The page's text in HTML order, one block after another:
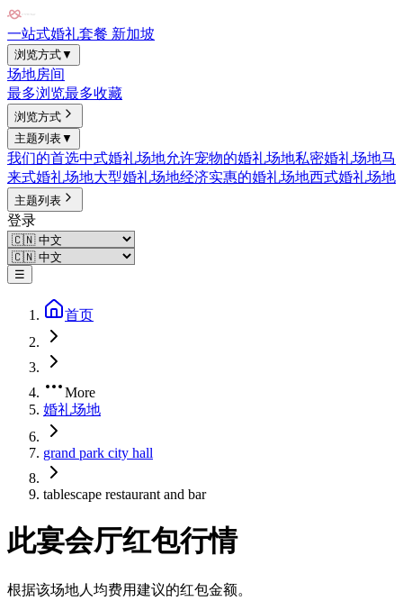
一站式婚礼套餐 新加坡
浏览方式▼
场地房间
最多浏览最多收藏
浏览方式
主题列表▼
我们的首选中式婚礼场地允许宠物的婚礼场地私密婚礼场地马
来式婚礼场地大型婚礼场地经济实惠的婚礼场地西式婚礼场地
主题列表
登录
☰
首页
More
婚礼场地
grand park city hall
tablescape restaurant and bar
此宴会厅红包行情
根据该场地人均费用建议的红包金额。